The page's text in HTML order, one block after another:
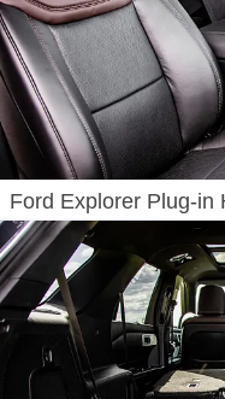
Ford Explorer Plug-in